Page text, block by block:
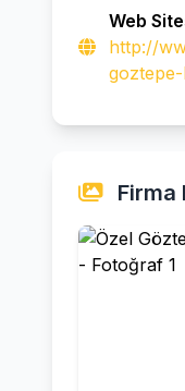
Web
http://
Firma